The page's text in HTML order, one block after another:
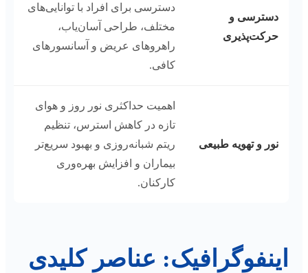
دسترسی و
حرکت‌پذیری
دسترسی برای افراد با توانایی‌های
مختلف، طراحی آسان‌یاب،
راهروهای عریض و آسانسورهای
کافی.
نور و تهویه طبیعی
اهمیت حداکثری نور روز و هوای
تازه در کاهش استرس، تنظیم
ریتم شبانه‌روزی و بهبود سریع‌تر
بیماران و افزایش بهره‌وری
کارکنان.
اینفوگرافیک: عناصر کلیدی